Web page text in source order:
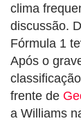
clima
discussão.
Fórmula 1
Após o
frente de
a Williams